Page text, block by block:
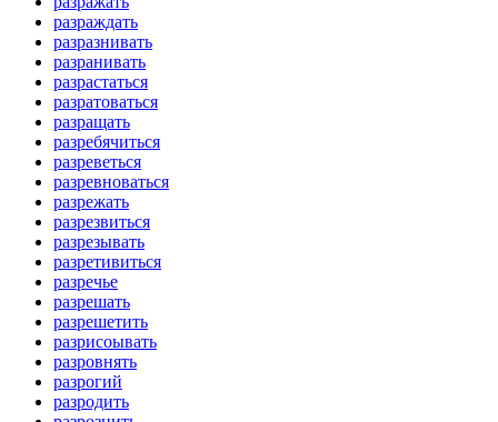
разраждать
разразнивать
разранивать
разрастаться
разратоваться
разращать
разребячиться
разреветься
разревноваться
разрежать
разрезвиться
разрезывать
разретивиться
разречье
разрешать
разрешетить
разрисоывать
разровнять
разрогий
разродить